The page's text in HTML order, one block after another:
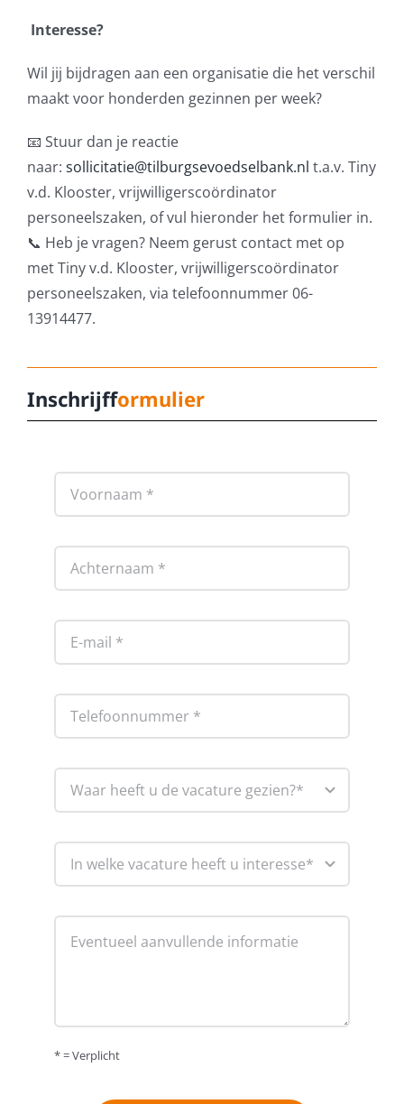
Interesse?
Wil jij bijdragen aan een organisatie die het verschil
maakt voor honderden gezinnen per week?
📧 Stuur dan je reactie
naar: sollicitatie@tilburgsevoedselbank.nl t.a.v. Tiny
v.d. Klooster, vrijwilligerscoördinator
personeelszaken, of vul hieronder het formulier in.
📞 Heb je vragen? Neem gerust contact met op
met Tiny v.d. Klooster, vrijwilligerscoördinator
personeelszaken, via telefoonnummer 06-
13914477.
Inschrijfformulier
* = Verplicht